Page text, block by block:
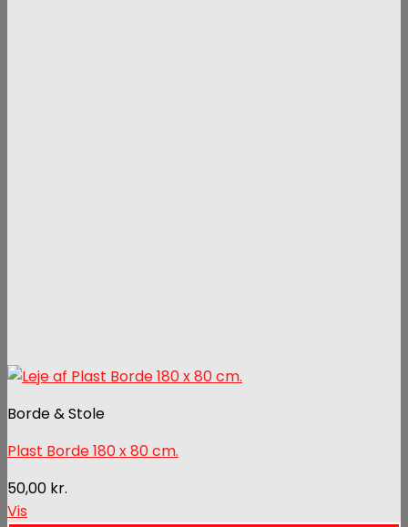
Borde & Stole
Plast Borde 180 x 80 cm.
50,00 kr.
Vis